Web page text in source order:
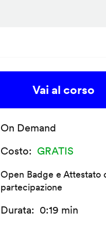
Vai al corso
On Demand
Costo
GRATIS
Open Badge e Attestato
partecipazione
Durata 0:19 min